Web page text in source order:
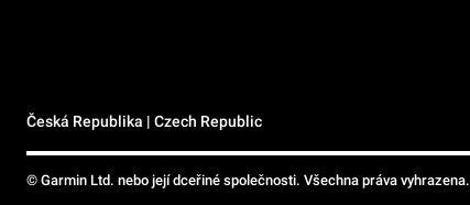
Česká Republika | Czech Republic
© Garmin Ltd. nebo její dceřiné společnosti. Všechna práva vyhrazena.